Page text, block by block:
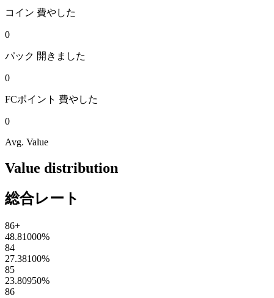
コイン 費やした
0
パック 開きました
0
FCポイント 費やした
0
Avg. Value
Value distribution
総合レート
86+
48.81000%
84
27.38100%
85
23.80950%
86